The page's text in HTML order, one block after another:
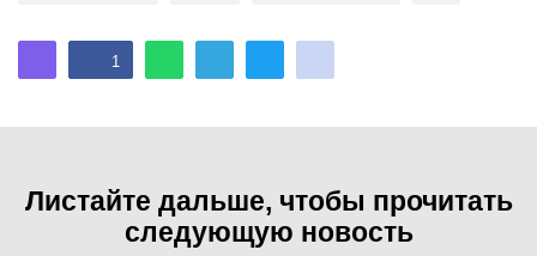
1
Листайте дальше, чтобы прочитать
следующую новость